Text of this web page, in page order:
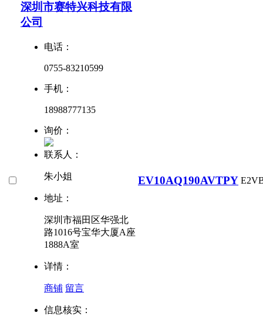
深圳市赛特兴科技有限
公司
电话：
0755-83210599
手机：
18988777135
询价：
联系人：
朱小姐
地址：
深圳市福田区华强北
路1016号宝华大厦A座
1888A室
详情：
商铺 留言
信息核实：
EV10AQ190AVTPY E2V